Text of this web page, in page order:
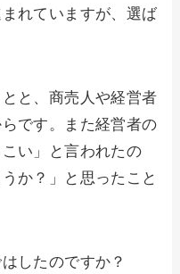
れていますが、選ば
と、商売人や経営者
です。また経営者の
い」と言われたの
か？」と思ったこと
したのですか？